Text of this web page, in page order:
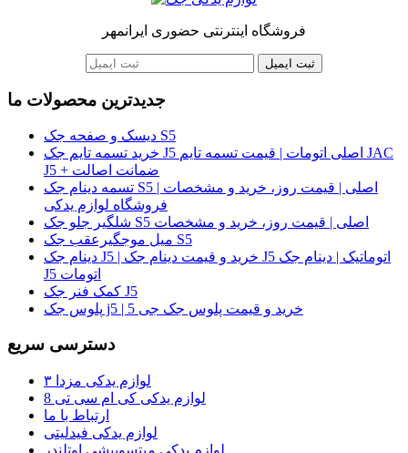
فروشگاه اینترنتی حضوری ایرانمهر
ثبت ایمیل
جدیدترین محصولات ما
دیسک و صفحه جک S5
خرید تسمه تایم جک J5 اصلی اتومات | قیمت تسمه تایم JAC
J5 + ضمانت اصالت
تسمه دینام جک S5 اصلی | قیمت روز، خرید و مشخصات |
فروشگاه لوازم یدکی
شلگیر جلو جک S5 اصلی | قیمت روز، خرید و مشخصات
میل موجگیرعقب جک S5
دینام جک J5 | خرید و قیمت دینام جک J5 اتوماتیک | دینام جک
J5 اتومات
کمک فنر جک J5
پلوس جک j5 | خرید و قیمت پلوس جک جی 5
دسترسی سریع
لوازم یدکی مزدا ۳
لوازم یدکی کی ام سی تی 8
ارتباط با ما
لوازم یدکی فیدلیتی
لوازم یدکی میتسوبیشی اوتلندر